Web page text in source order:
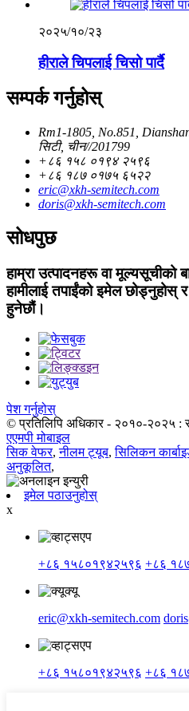
२०२५/१०/२३
हीराले चिपलाई चिसो पार्दै
सम्पर्क गर्नुहोस्
Rm1-1805, No.851,
सिटी, चीन//201799
+८६ १५८ ०१९४ २५९६
+८६ १८७ ०१७५ ६५२२
eric@xkh-semitech.com
doris@xkh-semitech.com
सोधपुछ
हाम्रा उत्पादनहरू वा मूल्यसूचीको
हामीलाई तपाईंको इमेल छोड्नुहोस्
हुनेछौं।
पेश गर्नुहोस्
© प्रतिलिपि अधिकार - २०१०-२०२५ :
एएमपी मोबाइल
सिक वेफर,नीलम ट्यूब,सिलिकन
अनुकूलित,
इमेल पठाउनुहोस्
x
+८६ १५८०१९४२५९६ +८६
eric@xkh-semitech.com
+८६ १५८०१९४२५९६ +८६